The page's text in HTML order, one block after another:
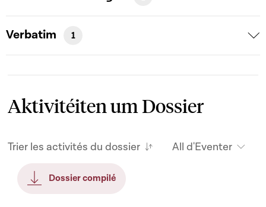
Verbatim 1
Aktivitéiten um Dossier
Trier les activités du dossier All d'Eventer
Dossier compilé